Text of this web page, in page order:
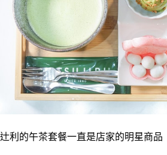
辻利的午茶套餐一直是店家的明星商品